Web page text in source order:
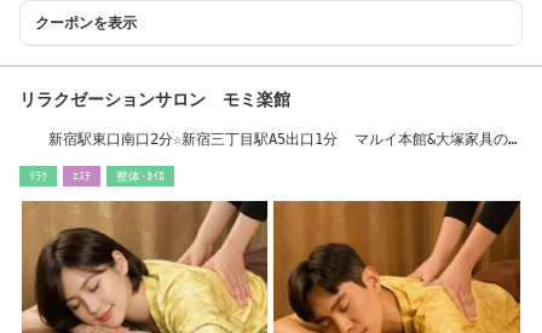
クーポンを表示
リラクゼーションサロン モミ楽館
新宿駅東口南口2分☆新宿三丁目駅A5出口1分 マルイ本館&大塚家具のす
ﾘﾗｸ ｴｽﾃ 整体･ｶｲﾛ